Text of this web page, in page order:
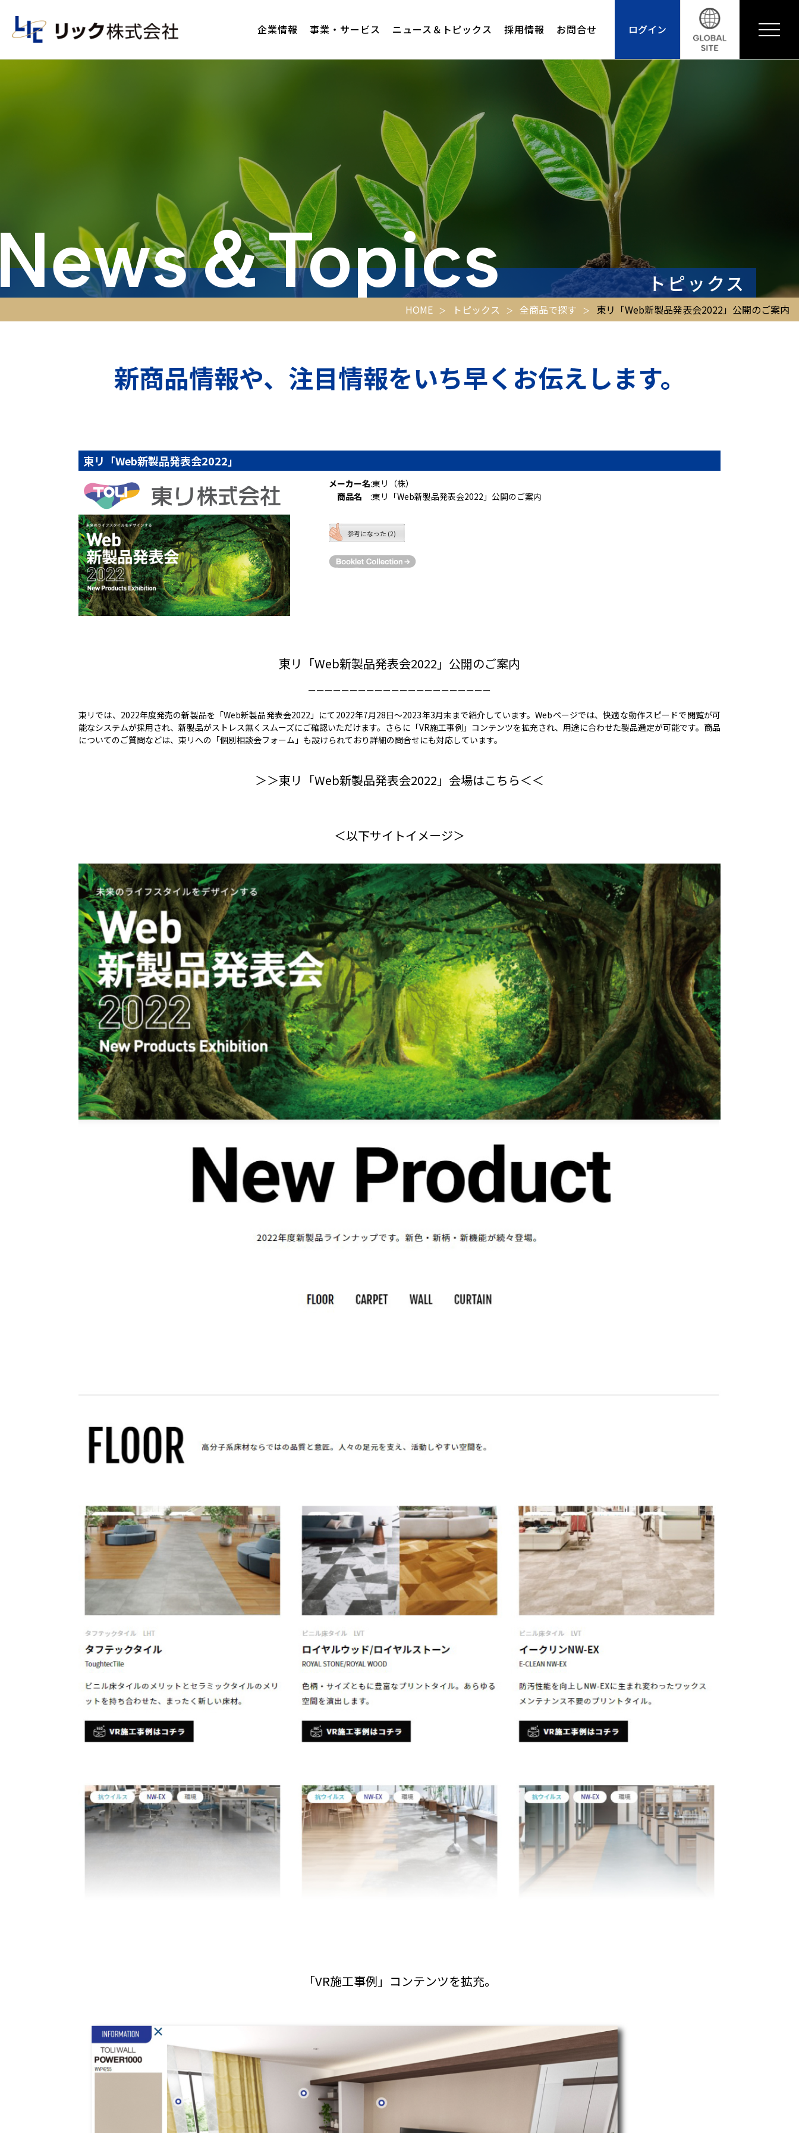
企業情報 事業・サービス ニュース＆トピックス 採用情報 お問合せ ログイン
＆Topics トピックス
HOME トピックス 全商品で探す 東リ「Web新製品発表会2022」公開のご案内
新商品情報や、注目情報をいち早くお伝えします。
東リ「Web新製品発表会2022」
メーカー名:東リ（株）
商品名
:東リ「Web新製品発表会2022」公開のご案内
参考になった (2)
東リ「Web新製品発表会2022」公開のご案内
ーーーーーーーーーーーーーーーーーーーーーー
東リでは、2022年度発売の新製品を「Web新製品発表会2022」にて2022年7月28日〜2023年3月末まで紹介しています。Webページでは、快適な動作スピードで閲覧が可
能なシステムが採用され、新製品がストレス無くスムーズにご確認いただけます。さらに「VR施工事例」コンテンツを拡充され、用途に合わせた製品選定が可能です。商品
についてのご質問などは、東リへの「個別相談会フォーム」も設けられており詳細の問合せにも対応しています。
＞＞東リ「Web新製品発表会2022」会場はこちら＜＜
＜以下サイトイメージ＞
「VR施工事例」コンテンツを拡充。